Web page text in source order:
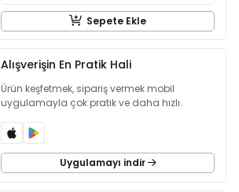
Sepete Ekle
Alışverişin En Pratik Hali
Ürün keşfetmek, sipariş vermek mobil
uygulamayla çok pratik ve daha hızlı.
Uygulamayı indir